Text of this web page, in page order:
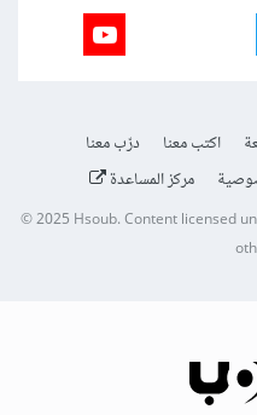
اكتب معنا
درّب معنا
مركز المساعدة
© 2025Hsoub.Content licensed